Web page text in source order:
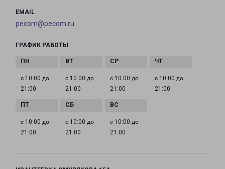
EMAIL
pecom@pecom.ru
ГРАФИК РАБОТЫ
с 10:00 до
21:00
с 10:00 до
21:00
с 10:00 до
21:00
с 10:00 до
21:00
с 10:00 до
21:00
с 10:00 до
21:00
с 10:00 до
21:00